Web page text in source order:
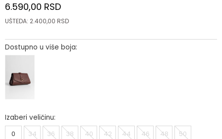
6.590,00 RSD
UŠTEDA: 2.400,00 RSD
Dostupno u više boja:
Izaberi veličinu:
0
34 36 38 40 42 44 46 48 50